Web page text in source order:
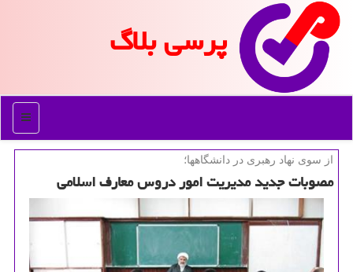
پرسی بلاگ
منو
از سوی نهاد رهبری در دانشگاهها؛
مصوبات جدید مدیریت امور دروس معارف اسلامی